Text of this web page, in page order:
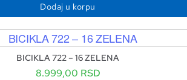
Dodaj u korpu
BICIKLA 722 – 16 ZELENA
8.999,00 RSD